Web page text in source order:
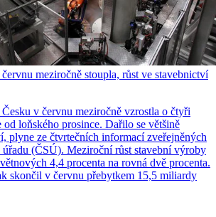
meziročně stoupla, růst ve stavebnictví
v červnu meziročně vzrostla o čtyři
od loňského prosince. Dařilo se většině
plyne ze čtvrtečních informací zveřejněných
úřadu (ČSÚ). Meziroční růst stavební výroby
4,4 procenta na rovná dvě procenta.
skončil v červnu přebytkem 15,5 miliardy